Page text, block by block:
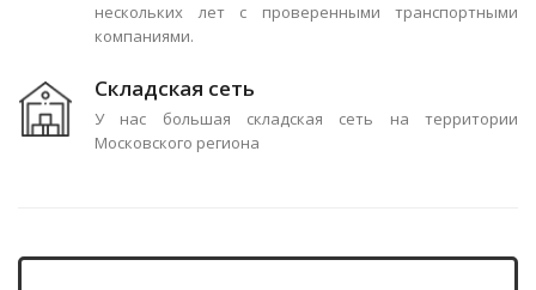
нескольких лет с проверенными транспортными
компаниями.
Складская сеть
У нас большая складская сеть на территории
Московского региона